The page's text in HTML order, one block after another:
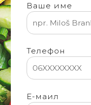
Ваше име
Телефон
Е-маил